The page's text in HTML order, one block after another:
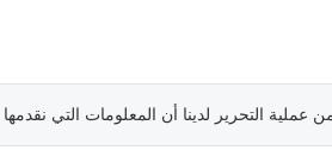
عملية التحرير لدينا أن المعلومات التي